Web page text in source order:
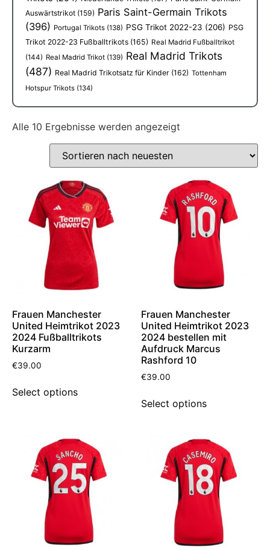
Auswärtstrikot (159) Paris Saint-Germain Trikots
(396) Portugal Trikots (138) PSG Trikot 2022-23 (206) PSG
Trikot 2022-23 Fußballtrikots (165) Real Madrid Fußballtrikot
(144) Real Madrid Trikot (139) Real Madrid Trikots
(487) Real Madrid Trikotsatz für Kinder (162) Tottenham
Hotspur Trikots (134)
Alle 10 Ergebnisse werden angezeigt
Frauen Manchester
United Heimtrikot 2023
2024 Fußballtrikots
Kurzarm
€39.00
Select options
Frauen Manchester
United Heimtrikot 2023
2024 bestellen mit
Aufdruck Marcus
Rashford 10
€39.00
Select options